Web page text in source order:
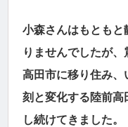
小森さんはもとも
りませんでしたが
高田市に移り住み
刻と変化する陸前
し続けてきました。